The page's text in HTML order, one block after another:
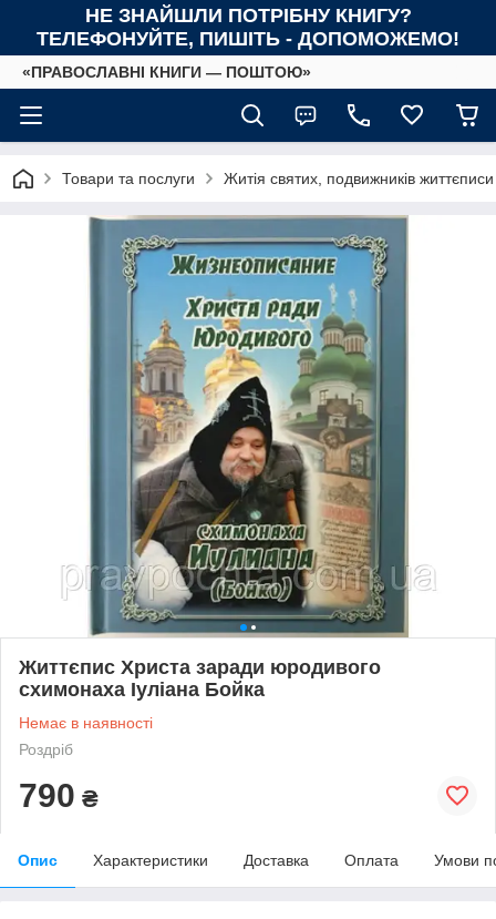
НЕ ЗНАЙШЛИ ПОТРІБНУ КНИГУ?
ТЕЛЕФОНУЙТЕ, ПИШІТЬ - ДОПОМОЖЕМО!
«ПРАВОСЛАВНІ КНИГИ — ПОШТОЮ»
Товари та послуги Житія святих, подвижників життєписи
Життєпис Христа заради юродивого
схимонаха Іуліана Бойка
Немає в наявності
Роздріб
790 ₴
Опис Характеристики Доставка Оплата Умови